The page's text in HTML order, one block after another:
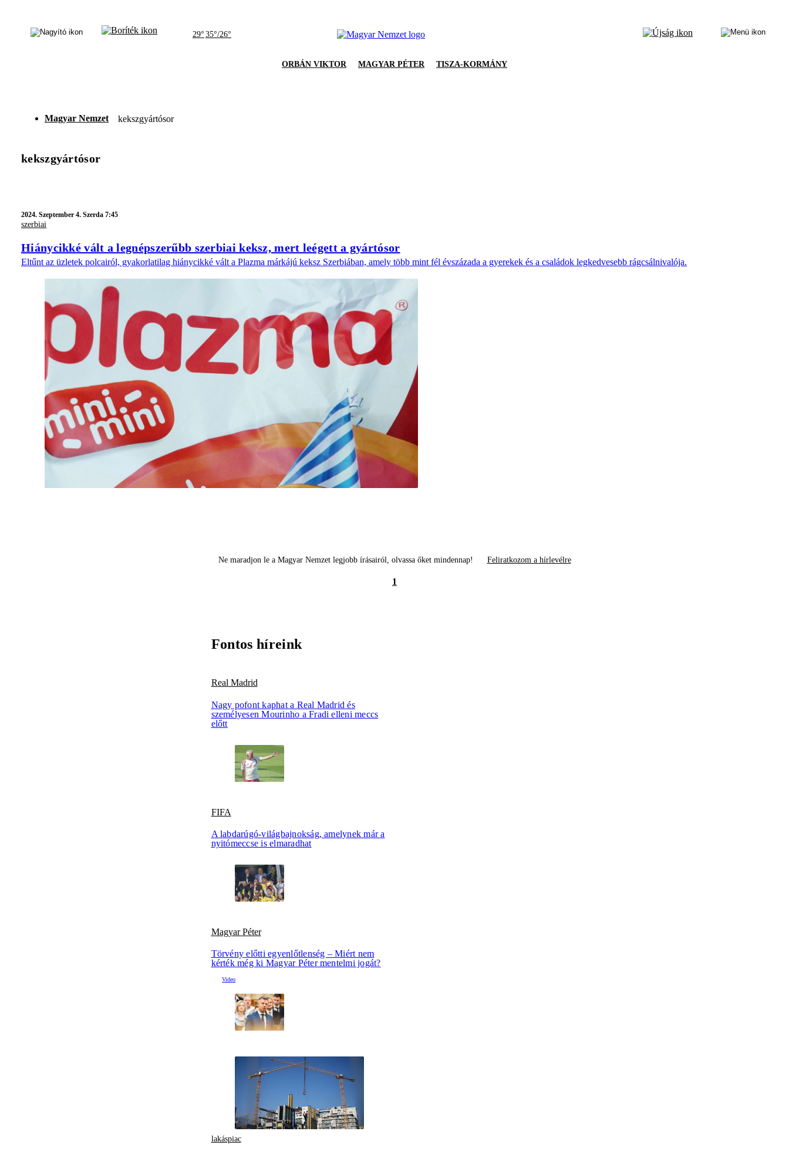
29° 35°/26°
ORBÁN VIKTOR MAGYAR PÉTER TISZA-KORMÁNY
Magyar Nemzet kekszgyártósor
kekszgyártósor
2024. Szeptember 4. Szerda 7:45
szerbiai
Hiánycikké vált a legnépszerűbb szerbiai keksz, mert leégett a gyártósor
Eltűnt az üzletek polcairól, gyakorlatilag hiánycikké vált a Plazma márkájú keksz Szerbiában, amely több mint fél évszázada a gyerekek és a családok legkedvesebb rágcsálnivalója.
Ne maradjon le a Magyar Nemzet legjobb írásairól, olvassa őket mindennap! Feliratkozom a hírlevélre
1
Fontos híreink
Real Madrid
Nagy pofont kaphat a Real Madrid és
személyesen Mourinho a Fradi elleni meccs
előtt
FIFA
A labdarúgó-világbajnokság, amelynek már a
nyitómeccse is elmaradhat
Magyar Péter
Törvény előtti egyenlőtlenség – Miért nem
kérték még ki Magyar Péter mentelmi jogát?
lakáspiac